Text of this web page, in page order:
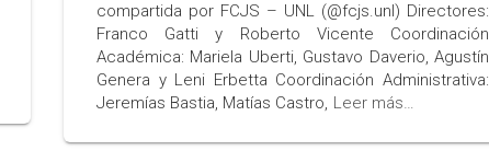
compartida por FCJS – UNL (@fcjs.unl) Directores:
Franco Gatti y Roberto Vicente Coordinación
Académica: Mariela Uberti, Gustavo Daverio, Agustín
Genera y Leni Erbetta Coordinación Administrativa:
Jeremías Bastia, Matías Castro, Leer más…